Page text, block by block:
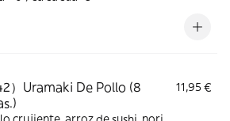
42）Uramaki De Pollo (8
11,95 €